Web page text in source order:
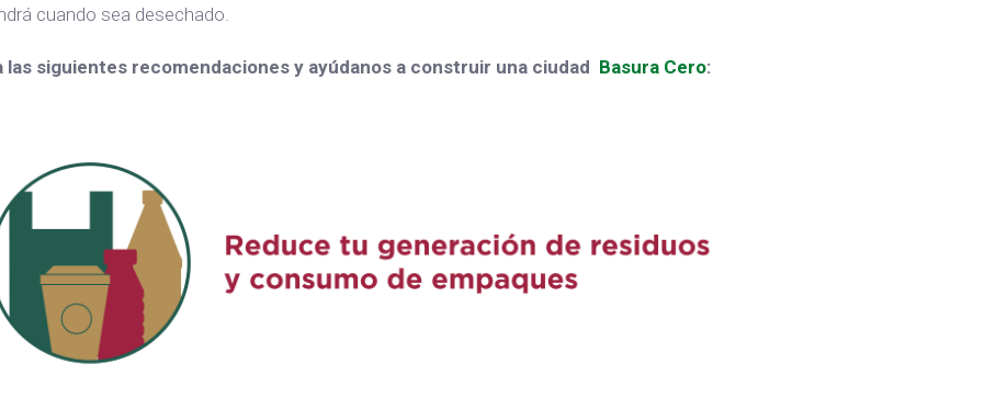
cuando sea desechado.
las siguientes recomendaciones y ayúdanos a construir una ciudad Basura Cero: